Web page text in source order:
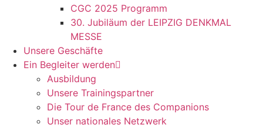
CGC 2025 Programm
30. Jubiläum der LEIPZIG DENKMAL
MESSE
Unsere Geschäfte
Ein Begleiter werden
Ausbildung
Unsere Trainingspartner
Die Tour de France des Companions
Unser nationales Netzwerk